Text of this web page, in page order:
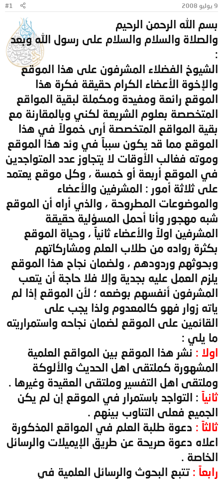
و
و
ع
ء
9 يوليو 2008 #1
بسم الله الرحمن الرحيم
والصلاة والسلام والسلام على رسول الله وبعد
:
الشيوخ الفضلاء المشرفون على هذا الموقع
والإخوة الأعضاء الكرام حقيقة فكرة هذا
الموقع رائعة ومفيدة ومكملة لبقية المواقع
المتخصصة بعلوم الشريعة لكني وبالمقارنة مع
بقية المواقع المتخصصة أرى خمولاً في هذا
الموقع مما قد يكون سبباً في وئد هذا الموقع
وموته فغالب الأوقات لا يتجاوز عدد المتواجدين
في الموقع أربعة أو خمسة ، وكل موقع يعتمد
على ثلاثة أمور : المشرفين والأعضاء
والموضوعات المطروحة ، والذي أراه أن الموقع
شبه مهجور وأنا أحمل المسؤلية حقيقة
المشرفين اولاً والأعضاء ثانياً ، وحياة الموقع
بكثرة رواده من طلاب العلم ومشاركاتهم
وبحوثهم وردودهم ، ولضمان نجاح هذا الموقع
يلزم العمل عليه بجدية وإلا فلا حاجة أن يتعب
المشرفون أنفسهم بوضعه ؛ لأن الموقع إذا لم
ياته زوار فهو كالمعدوم ولذا يجب على
القائمين على الموقع لضمان نجاحه واستمراريته
ما يلي :
اولا : نشر هذا الموقع بين المواقع العلمية
المشهورة كملتقى اهل الحديث والألوكة
وملتقى اهل التفسير وملتقى العقيدة وغيرها .
ثانياً : التواجد باستمرار في الموقع إن لم يكن
الجميع فعلى التناوب بينهم .
ثالثاً : دعوة طلبة العلم في المواقع المذكورة
اعلاه دعوة صريحة عن طريق الإيميلات والرسائل
الخاصة .
رابعاً : تتبع البحوث والرسائل العلمية في